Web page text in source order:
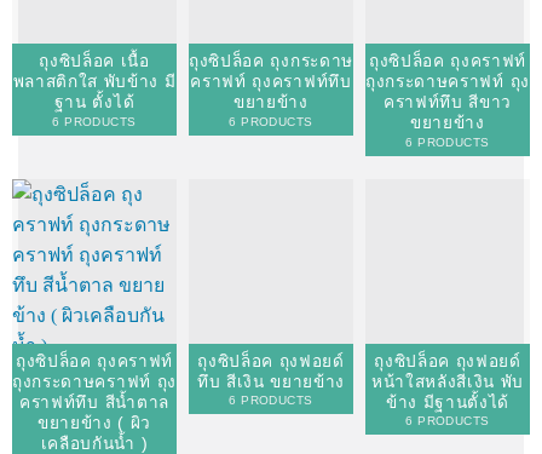
ถุงซิปล็อค เนื้อ
พลาสติกใส พับข้าง มี
ฐาน ตั้งได้
6 PRODUCTS
ถุงซิปล็อค ถุงกระดาษ
คราฟท์ ถุงคราฟท์ทึบ
ขยายข้าง
6 PRODUCTS
ถุงซิปล็อค ถุงคราฟท์
ถุงกระดาษคราฟท์ ถุง
คราฟท์ทึบ สีขาว
ขยายข้าง
6 PRODUCTS
ถุงซิปล็อค ถุงคราฟท์
ถุงกระดาษคราฟท์ ถุง
คราฟท์ทึบ สีน้ำตาล
ขยายข้าง ( ผิว
เคลือบกันน้ำ )
ถุงซิปล็อค ถุงฟอยด์
ทึบ สีเงิน ขยายข้าง
6 PRODUCTS
ถุงซิปล็อค ถุงฟอยด์
หน้าใสหลังสีเงิน พับ
ข้าง มีฐานตั้งได้
6 PRODUCTS